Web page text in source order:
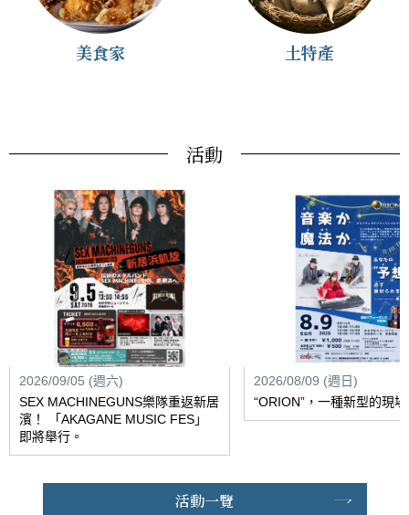
美食家 土特產
活動
2026/09/05 (週六)
SEX MACHINEGUNS樂隊重返新居
濱！ 「AKAGANE MUSIC FES」
即將舉行。
2026/08/09 (週日)
“ORION”，一種新型的現
活動一覽